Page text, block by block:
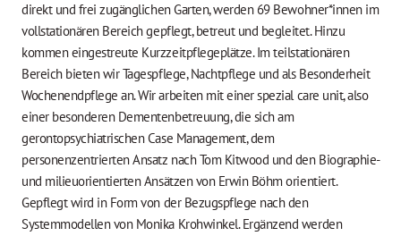
direkt und frei zugänglichen Garten, werden 69 Bewohner*innen im
vollstationären Bereich gepflegt, betreut und begleitet. Hinzu
kommen eingestreute Kurzzeitpflegeplätze. Im teilstationären
Bereich bieten wir Tagespflege, Nachtpflege und als Besonderheit
Wochenendpflege an. Wir arbeiten mit einer spezial care unit, also
einer besonderen Dementenbetreuung, die sich am
gerontopsychiatrischen Case Management, dem
personenzentrierten Ansatz nach Tom Kitwood und den Biographie-
und milieuorientierten Ansätzen von Erwin Böhm orientiert.
Gepflegt wird in Form von der Bezugspflege nach den
Systemmodellen von Monika Krohwinkel. Ergänzend werden